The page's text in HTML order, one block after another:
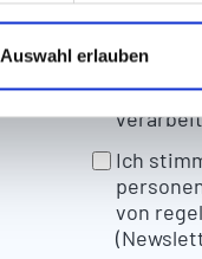
Auswahl erlauben
und
Ich
von